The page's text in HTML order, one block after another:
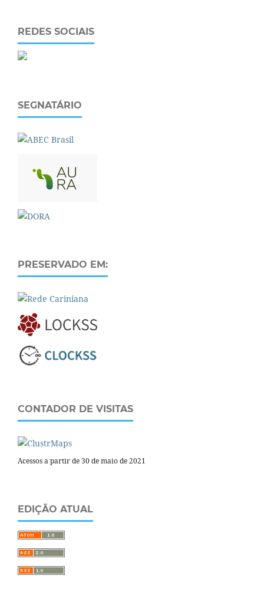
REDES SOCIAIS
SEGNATÁRIO
PRESERVADO EM:
CONTADOR DE VISITAS
Acessos a partir de 30 de maio de 2021
EDIÇÃO ATUAL